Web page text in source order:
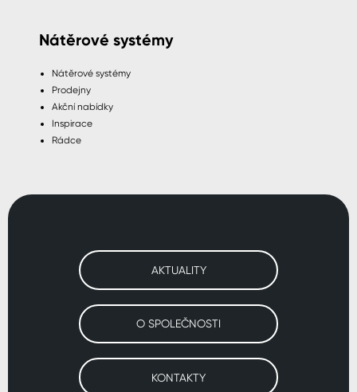
Nátěrové systémy
Nátěrové systémy
Prodejny
Akční nabídky
Inspirace
Rádce
AKTUALITY
O SPOLEČNOSTI
KONTAKTY